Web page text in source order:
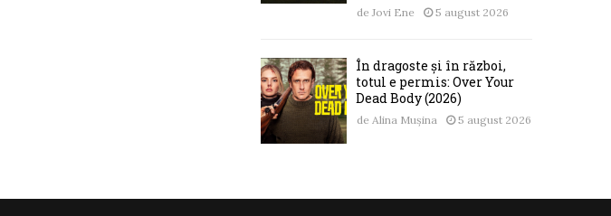
de Jovi Ene 5 august 2026
În dragoste și în război,
totul e permis: Over Your
Dead Body (2026)
de Alina Mușina 5 august 2026